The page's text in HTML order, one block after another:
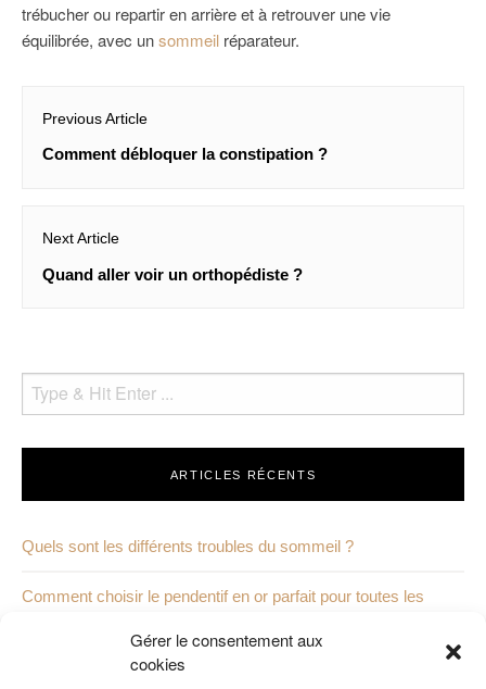
Gérer le consentement aux
cookies
trébucher ou repartir en arrière et à retrouver une vie
équilibrée, avec unsommeil réparateur.
de
l’article
Previous Article
Previous
Comment débloquer la constipation ?
Next Article
Next
Quand aller voir un orthopédiste ?
ARTICLES RÉCENTS
Quels sont les différents troubles du sommeil ?
Comment choisir le pendentif en or parfait pour toutes les
Les différents moyens de réparer une dent